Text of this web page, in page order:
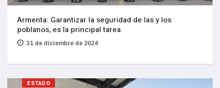
Armenta: Garantizar la seguridad de las y los
poblanos, es la principal tarea
31 de diciembre de 2024
ESTADO